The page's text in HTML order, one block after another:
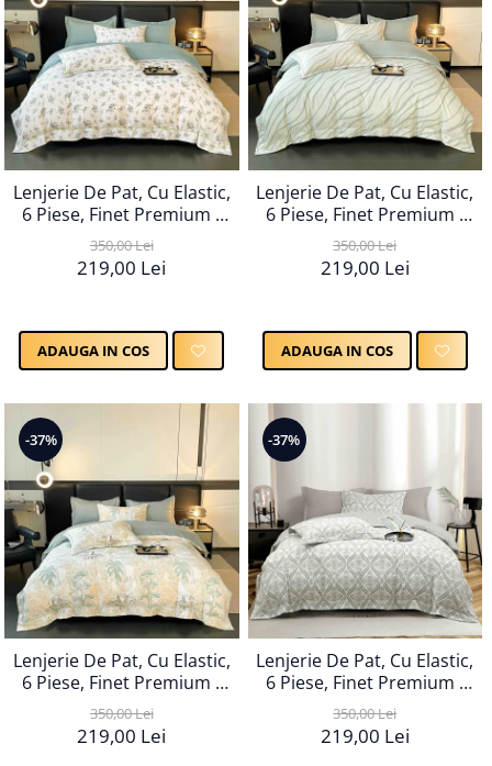
Lenjerie De Pat, Cu Elastic,
6 Piese, Finet Premium -
LPBF6PE67
350,00 Lei
219,00 Lei
ADAUGA IN COS
Lenjerie De Pat, Cu Elastic,
6 Piese, Finet Premium -
LPBF6PE68
350,00 Lei
219,00 Lei
ADAUGA IN COS
-37%
Lenjerie De Pat, Cu Elastic,
6 Piese, Finet Premium -
LPBF6PE69
350,00 Lei
219,00 Lei
-37%
Lenjerie De Pat, Cu Elastic,
6 Piese, Finet Premium -
LPBF6PE70
350,00 Lei
219,00 Lei